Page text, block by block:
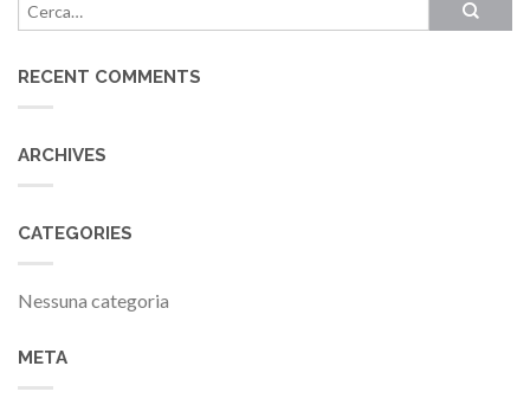
RECENT COMMENTS
ARCHIVES
CATEGORIES
Nessuna categoria
META